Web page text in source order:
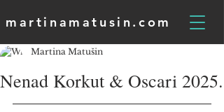
martinamatusin.com
Nenad Korkut & Oscari 2025.
Martina Matušin